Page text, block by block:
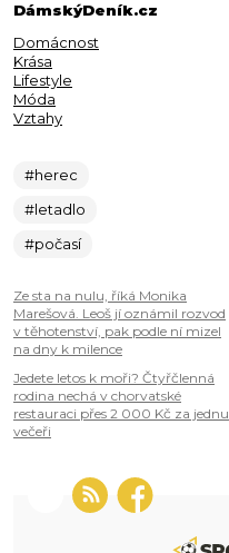
DámskýDeník.cz
Domácnost
Krása
Lifestyle
Móda
Vztahy
#herec
#letadlo
#počasí
Ze sta na nulu, říká Monika
Marešová. Leoš jí oznámil rozvod
v těhotenství, pak podle ní mizel
na dny k milence
Jedete letos k moři? Čtyřčlenná
rodina nechá v chorvatské
restauraci přes 2 000 Kč za jednu
večeři